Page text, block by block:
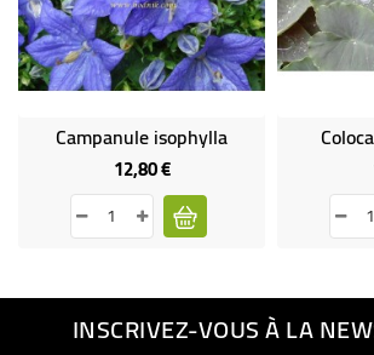
Campanule isophylla
12,80 €Prix
INSCRIVEZ-VOUS À LA